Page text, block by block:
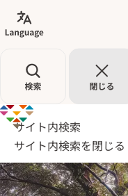
サイト内検索
サイト内検索を閉じる